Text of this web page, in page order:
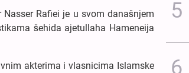
Nasser Rafiei je u svom današnjem
šehida ajetullaha Hameneija
akterima i vlasnicima Islamske